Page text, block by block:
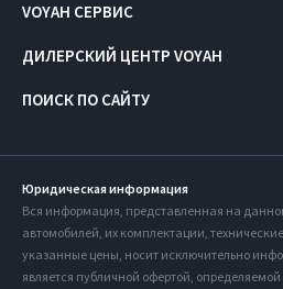
ПОИСК ПО САЙТУ
VOYAH СЕРВИС
ДИЛЕРСКИЙ ЦЕНТР VOYAH
Юридическая информация
Вся информация, представленная на
автомобилей, их комплектации,
указанные цены, носит исключительно
является публичной офертой,